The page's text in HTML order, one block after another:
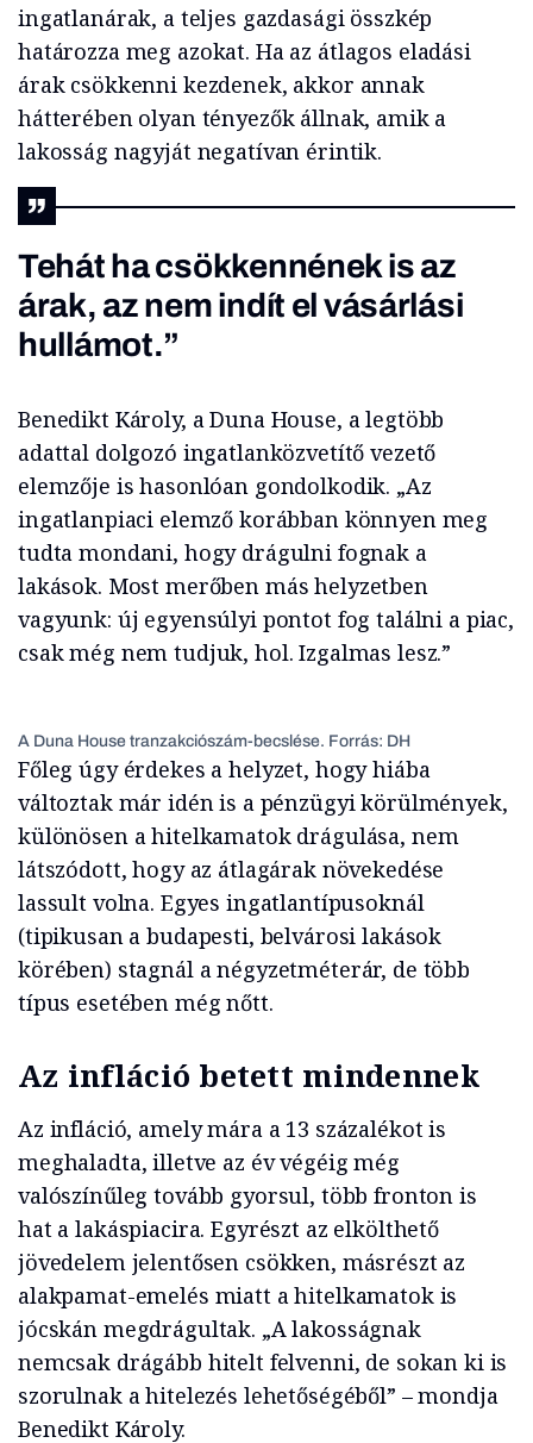
ingatlanárak, a teljes gazdasági összkép
határozza meg azokat. Ha az átlagos eladási
árak csökkenni kezdenek, akkor annak
hátterében olyan tényezők állnak, amik a
lakosság nagyját negatívan érintik.
Tehát ha csökkennének is az
árak, az nem indít el vásárlási
hullámot.”
Benedikt Károly, a Duna House, a legtöbb
adattal dolgozó ingatlanközvetítő vezető
elemzője is hasonlóan gondolkodik. „Az
ingatlanpiaci elemző korábban könnyen meg
tudta mondani, hogy drágulni fognak a
lakások. Most merőben más helyzetben
vagyunk: új egyensúlyi pontot fog találni a piac,
csak még nem tudjuk, hol. Izgalmas lesz.”
A Duna House tranzakciószám-becslése. Forrás: DH
Főleg úgy érdekes a helyzet, hogy hiába
változtak már idén is a pénzügyi körülmények,
különösen a hitelkamatok drágulása, nem
látszódott, hogy az átlagárak növekedése
lassult volna. Egyes ingatlantípusoknál
(tipikusan a budapesti, belvárosi lakások
körében) stagnál a négyzetméterár, de több
típus esetében még nőtt.
Az infláció betett mindennek
Az infláció, amely mára a 13 százalékot is
meghaladta, illetve az év végéig még
valószínűleg tovább gyorsul, több fronton is
hat a lakáspiacira. Egyrészt az elkölthető
jövedelem jelentősen csökken, másrészt az
alakpamat-emelés miatt a hitelkamatok is
jócskán megdrágultak. „A lakosságnak
nemcsak drágább hitelt felvenni, de sokan ki is
szorulnak a hitelezés lehetőségéből” – mondja
Benedikt Károly.